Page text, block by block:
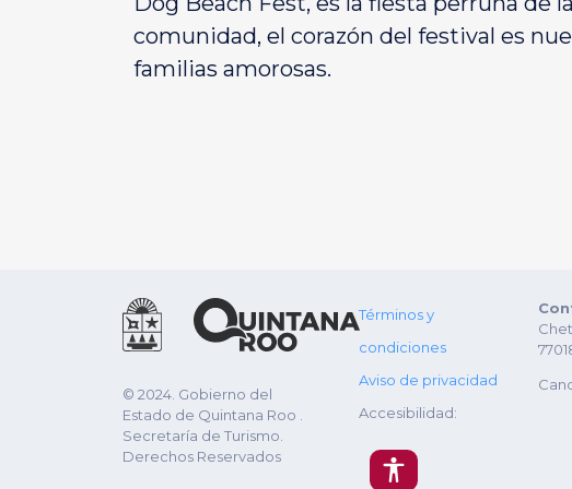
comunidad, el corazón del festival es
familias amorosas.
© 2024. Gobierno del
Estado de Quintana Roo .
Secretaría de Turismo.
Derechos Reservados
Términos y
condiciones
Aviso de privacidad
Accesibilidad: